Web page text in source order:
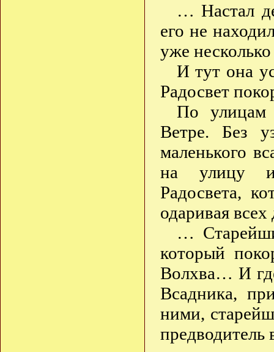
… Настал
его не
уже
И тут она
Радосвет
По улицам
Ветре. Без
маленького
на улицу и
Радосвета,
одаривая
…
который
Волхва… И
Всадника,
ними,
предводитель